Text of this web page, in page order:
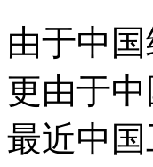
由于中
更由于
最近中